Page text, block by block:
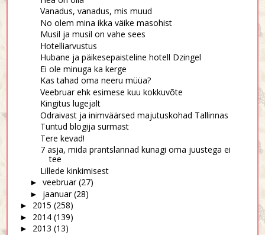
Vanadus, vanadus, mis muud
No olem mina ikka väike masohist
Musil ja musil on vahe sees
Hotelliarvustus
Hubane ja päikesepaisteline hotell Dzingel
Ei ole minuga ka kerge
Kas tahad oma neeru müüa?
Veebruar ehk esimese kuu kokkuvõte
Kingitus lugejalt
Odraivast ja inimväärsed majutuskohad Tallinnas
Tuntud blogija surmast
Tere kevad!
7 asja, mida prantslannad kunagi oma juustega ei
tee
Lillede kinkimisest
► veebruar (27)
► jaanuar (28)
► 2015 (258)
► 2014 (139)
► 2013 (13)